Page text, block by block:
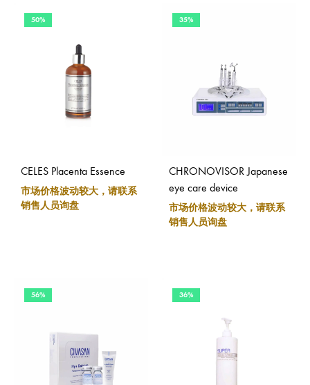
50%
CELES Placenta Essence
市场价格波动较大，请联系
销售人员询盘
35%
CHRONOVISOR Japanese
eye care device
市场价格波动较大，请联系
销售人员询盘
56% 36%